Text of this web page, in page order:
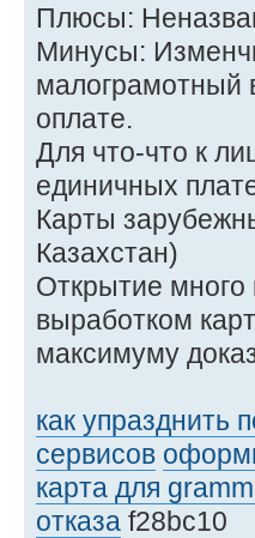
Плюсы:
Минусы:
малограмотный
оплате.
Для что-что к
единичных
Карты
Казахстан)
Открытие
выработком
максимуму
как упразднить
сервисов
карта для
отказа f28bc10